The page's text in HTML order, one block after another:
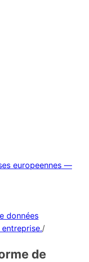
europeennes —
données
/
de